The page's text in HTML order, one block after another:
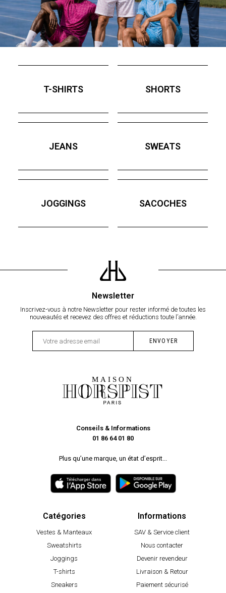
T-SHIRTS SHORTS
JEANS SWEATS
JOGGINGS SACOCHES
Newsletter
Inscrivez-vous à notre Newsletter pour rester informé de toutes les
nouveautés et recevez des offres et réductions toute l’année.
Conseils & Informations
01 86 64 01 80
Plus qu’une marque, un état d’esprit...
Catégories
Vestes & Manteaux
Sweatshirts
Joggings
T-shirts
Sneakers
Informations
SAV & Service client
Nous contacter
Devenir revendeur
Livraison & Retour
Paiement sécurisé